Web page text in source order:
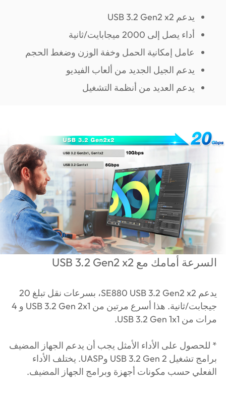
يدعم USB 3.2 Gen2 x2
أداء يصل إلى 2000 ميجابايت/ثانية
عامل إمكانية الحمل وخفة الوزن وضغط الحجم
يدعم الجيل الجديد من ألعاب الفيديو
يدعم العديد من أنظمة التشغيل
السرعة أمامك مع USB 3.2 Gen2 x2
يدعم SE880 USB 3.2 Gen2 x2، بسرعات نقل تبلغ 20
جيجابت/ثانية. هذا أسرع مرتين من USB 3.2 Gen 2x1 و 4
مرات من USB 3.2 Gen 1x1.
* للحصول على الأداء الأمثل يجب أن يدعم الجهاز المضيف
برامج تشغيل USB 3.2 Gen 2 وUASP. يختلف الأداء
الفعلي حسب مكونات أجهزة وبرامج الجهاز المضيف.